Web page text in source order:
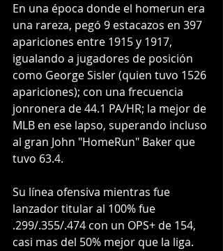
En una época donde el homerun era
una rareza, pegó 9 estacazos en 397
apariciones entre 1915 y 1917,
igualando a jugadores de posición
como George Sisler (quien tuvo 1526
apariciones); con una frecuencia
jonronera de 44.1 PA/HR; la mejor de
MLB en ese lapso, superando incluso
al gran John "HomeRun" Baker que
tuvo 63.4.
Su línea ofensiva mientras fue
lanzador titular al 100% fue
.299/.355/.474 con un OPS+ de 154,
casi mas del 50% mejor que la liga.